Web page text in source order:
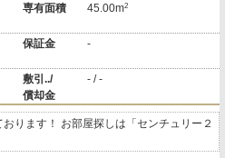
専有面積 45.00m2
保証金 -
敷引../
償却金
- / -
ります！ お部屋探しは「センチュリー２